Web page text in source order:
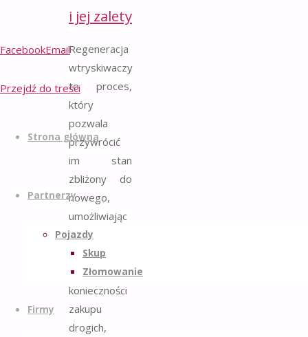
FacebookEmail
Przejdź do treści
Strona główna
Partnerzy
Pojazdy
Skup
Złomowanie
Firmy
i jej zalety
Regeneracja
wtryskiwaczy
to proces,
który
pozwala
przywrócić
im stan
zbliżony do
nowego,
umożliwiając
dalsze
użytkowanie
bez
konieczności
zakupu
drogich,